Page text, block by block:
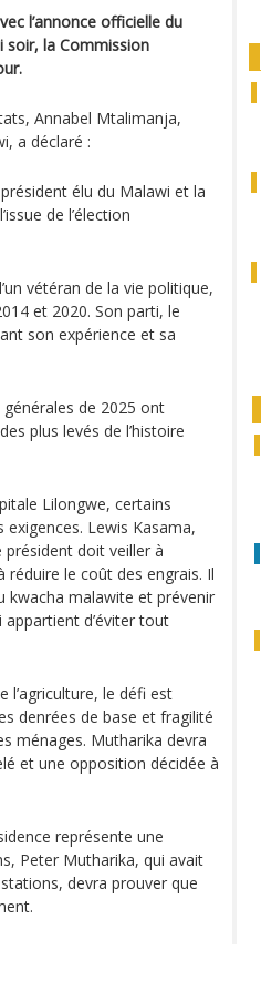
l’annonce officielle du
soir, la Commission
Annabel Mtalimanja,
a déclaré :
élu du Malawi et la
de l’élection
vétéran de la vie politique,
et 2020. Son parti, le
son expérience et sa
générales de 2025 ont
plus levés de l’histoire
Lilongwe, certains
Lewis Kasama,
doit veiller à
le coût des engrais. Il
kwacha malawite et prévenir
d’éviter tout
l’agriculture, le défi est
denrées de base et fragilité
ménages. Mutharika devra
et une opposition décidée à
représente une
Peter Mutharika, qui avait
devra prouver que